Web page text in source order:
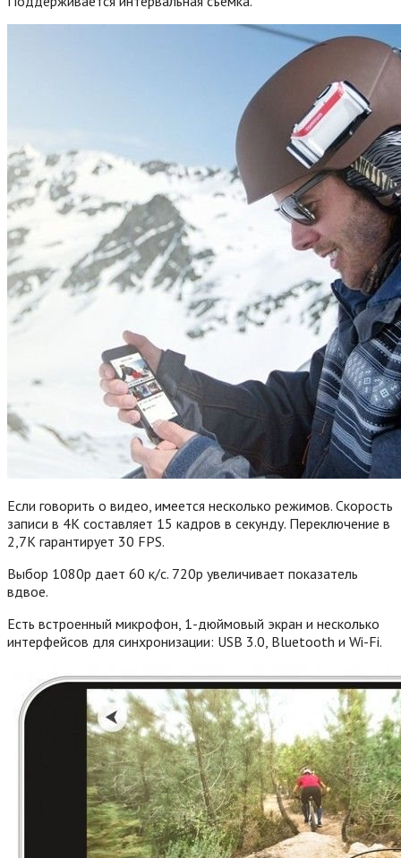
Если говорить о видео, имеется несколько режимов. Скорость
записи в 4K составляет 15 кадров в секунду. Переключение в
2,7K гарантирует 30 FPS.
Выбор 1080p дает 60 к/с. 720р увеличивает показатель
вдвое.
Есть встроенный микрофон, 1-дюймовый экран и несколько
интерфейсов для синхронизации: USB 3.0, Bluetooth и Wi-Fi.